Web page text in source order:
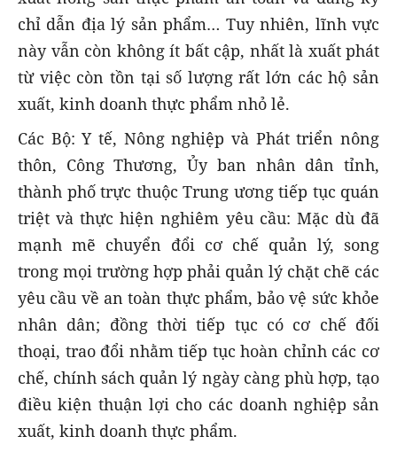
chỉ dẫn địa lý sản phẩm… Tuy nhiên, lĩnh vực
này vẫn còn không ít bất cập, nhất là xuất phát
từ việc còn tồn tại số lượng rất lớn các hộ sản
xuất, kinh doanh thực phẩm nhỏ lẻ.
Các Bộ: Y tế, Nông nghiệp và Phát triển nông
thôn, Công Thương, Ủy ban nhân dân tỉnh,
thành phố trực thuộc Trung ương tiếp tục quán
triệt và thực hiện nghiêm yêu cầu: Mặc dù đã
mạnh mẽ chuyển đổi cơ chế quản lý, song
trong mọi trường hợp phải quản lý chặt chẽ các
yêu cầu về an toàn thực phẩm, bảo vệ sức khỏe
nhân dân; đồng thời tiếp tục có cơ chế đối
thoại, trao đổi nhằm tiếp tục hoàn chỉnh các cơ
chế, chính sách quản lý ngày càng phù hợp, tạo
điều kiện thuận lợi cho các doanh nghiệp sản
xuất, kinh doanh thực phẩm.